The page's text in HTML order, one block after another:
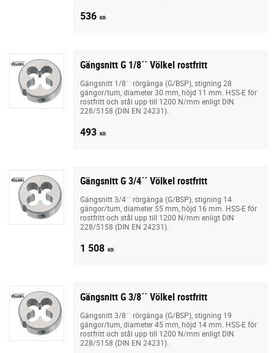
536 KR
Gängsnitt G 1/8´´ Völkel rostfritt
Gängsnitt 1/8´´ rörgänga (G/BSP), stigning 28
gängor/tum, diameter 30 mm, höjd 11 mm. HSS-E för
rostfritt och stål upp till 1200 N/mm enligt DIN
228/5158 (DIN EN 24231).
493 KR
Gängsnitt G 3/4´´ Völkel rostfritt
Gängsnitt 3/4´´ rörgänga (G/BSP), stigning 14
gängor/tum, diameter 55 mm, höjd 16 mm. HSS-E för
rostfritt och stål upp till 1200 N/mm enligt DIN
228/5158 (DIN EN 24231).
1 508 KR
Gängsnitt G 3/8´´ Völkel rostfritt
Gängsnitt 3/8´´ rörgänga (G/BSP), stigning 19
gängor/tum, diameter 45 mm, höjd 14 mm. HSS-E för
rostfritt och stål upp till 1200 N/mm enligt DIN
228/5158 (DIN EN 24231).